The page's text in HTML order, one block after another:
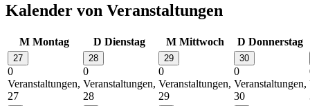
Kalender von Veranstaltungen
M Montag D Dienstag M Mittwoch D Donnerstag
27
0
Veranstaltungen,
27
28
0
Veranstaltungen,
28
29
0
Veranstaltungen,
29
30
0
Veranstaltungen,
30